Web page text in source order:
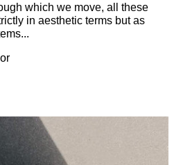
which we move, all these
in aesthetic terms but as
of Usefulness